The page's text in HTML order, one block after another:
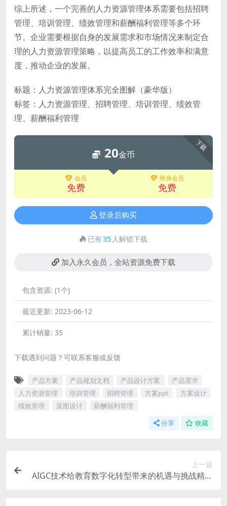
综上所述，一个完善的人力资源管理体系需要包括招聘
管理、培训管理、绩效管理和薪酬福利管理等多个环
节。企业需要根据自身的发展需求和市场情况来制定合
理的人力资源管理策略，以提高员工的工作效率和满意
度，推动企业的发展。
标题：人力资源管理体系完全图解（豪华版）
标签：人力资源管理、招聘管理、培训管理、绩效管
理、薪酬福利管理
下载
20金币
会员
免费
终身会员
免费
登录后购买
已有35 人解锁下载
加入永久会员，全站资源免费下载
包含资源: (1个)
最近更新: 2023-06-12
累计销量: 35
下载遇到问题？可联系客服或反馈
产品方案 产品规划文档 产品设计方案
产品需求
人力资源管理
培训管理 招聘管理 方案ppt
方案设计
绩效管理
蓝图设计 薪酬福利管理
分享 收藏
上一篇
AIGC技术给教育数字化转型带来的机遇与挑战精简